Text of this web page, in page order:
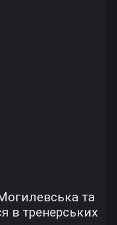
та
в тренерських